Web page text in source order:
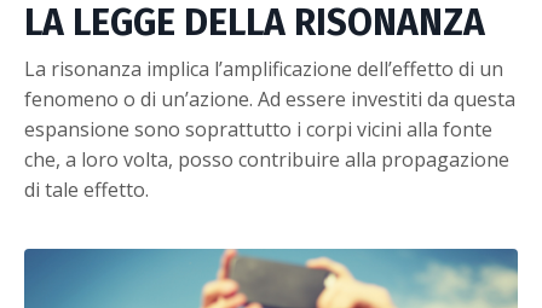
LA LEGGE DELLA RISONANZA
La risonanza implica l’amplificazione dell’effetto di un
fenomeno o di un’azione. Ad essere investiti da questa
espansione sono soprattutto i corpi vicini alla fonte
che, a loro volta, posso contribuire alla propagazione
di tale effetto.